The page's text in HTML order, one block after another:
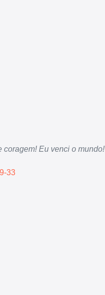
coragem! Eu venci o mundo!
33